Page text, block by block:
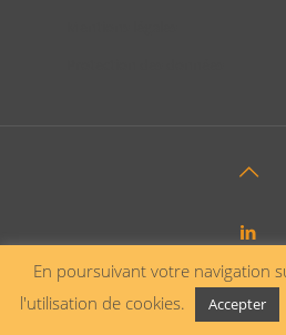
En poursuivant votre navigation
l'utilisation de cookies.
Accepter